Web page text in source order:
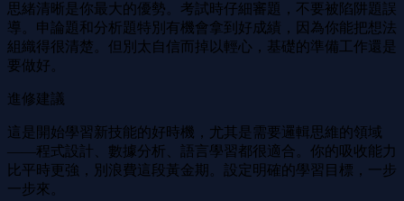
思緒清晰是你最大的優勢。考試時仔細審題，不要被陷阱題誤
導。申論題和分析題特別有機會拿到好成績，因為你能把想法
組織得很清楚。但別太自信而掉以輕心，基礎的準備工作還是
要做好。
進修建議
這是開始學習新技能的好時機，尤其是需要邏輯思維的領域
——程式設計、數據分析、語言學習都很適合。你的吸收能力
比平時更強，別浪費這段黃金期。設定明確的學習目標，一步
一步來。